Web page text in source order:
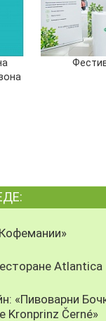
Atlantica
«Пивоварни
Kronprinz Černé»